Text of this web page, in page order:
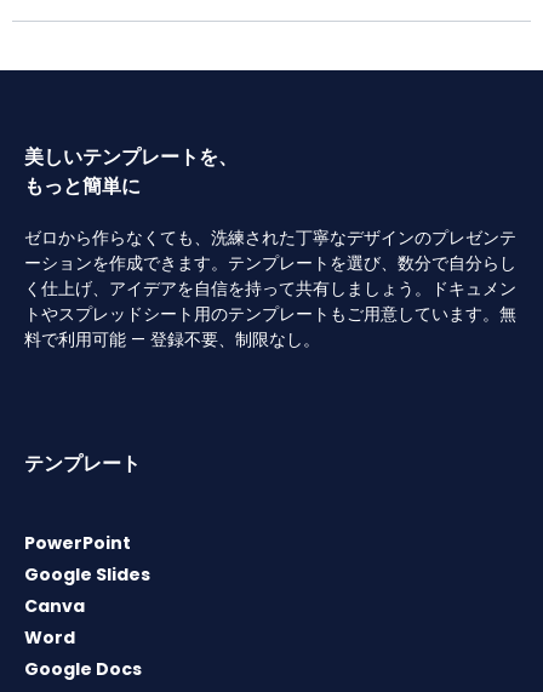
美しいテンプレートを、
もっと簡単に
ゼロから作らなくても、洗練された丁寧なデザインのプレゼンテ
ーションを作成できます。テンプレートを選び、数分で自分らし
く仕上げ、アイデアを自信を持って共有しましょう。ドキュメン
トやスプレッドシート用のテンプレートもご用意しています。無
料で利用可能 — 登録不要、制限なし。
テンプレート
PowerPoint
Google Slides
Canva
Word
Google Docs